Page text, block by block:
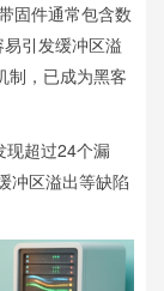
固件通常包含数
引发缓冲区溢
制，已成为黑客
现超过24个漏
冲区溢出等缺陷